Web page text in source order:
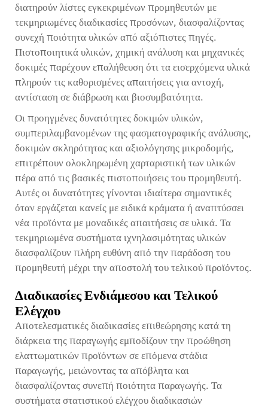
διατηρούν λίστες εγκεκριμένων προμηθευτών με
τεκμηριωμένες διαδικασίες προσόνων, διασφαλίζοντας
συνεχή ποιότητα υλικών από αξιόπιστες πηγές.
Πιστοποιητικά υλικών, χημική ανάλυση και μηχανικές
δοκιμές παρέχουν επαλήθευση ότι τα εισερχόμενα υλικά
πληρούν τις καθορισμένες απαιτήσεις για αντοχή,
αντίσταση σε διάβρωση και βιοσυμβατότητα.
Οι προηγμένες δυνατότητες δοκιμών υλικών,
συμπεριλαμβανομένων της φασματογραφικής ανάλυσης,
δοκιμών σκληρότητας και αξιολόγησης μικροδομής,
επιτρέπουν ολοκληρωμένη χαρταριστική των υλικών
πέρα από τις βασικές πιστοποιήσεις του προμηθευτή.
Αυτές οι δυνατότητες γίνονται ιδιαίτερα σημαντικές
όταν εργάζεται κανείς με ειδικά κράματα ή αναπτύσσει
νέα προϊόντα με μοναδικές απαιτήσεις σε υλικά. Τα
τεκμηριωμένα συστήματα ιχνηλασιμότητας υλικών
διασφαλίζουν πλήρη ευθύνη από την παράδοση του
προμηθευτή μέχρι την αποστολή του τελικού προϊόντος.
Διαδικασίες Ενδιάμεσου και Τελικού
Ελέγχου
Αποτελεσματικές διαδικασίες επιθεώρησης κατά τη
διάρκεια της παραγωγής εμποδίζουν την προώθηση
ελαττωματικών προϊόντων σε επόμενα στάδια
παραγωγής, μειώνοντας τα απόβλητα και
διασφαλίζοντας συνεπή ποιότητα παραγωγής. Τα
συστήματα στατιστικού ελέγχου διαδικασιών